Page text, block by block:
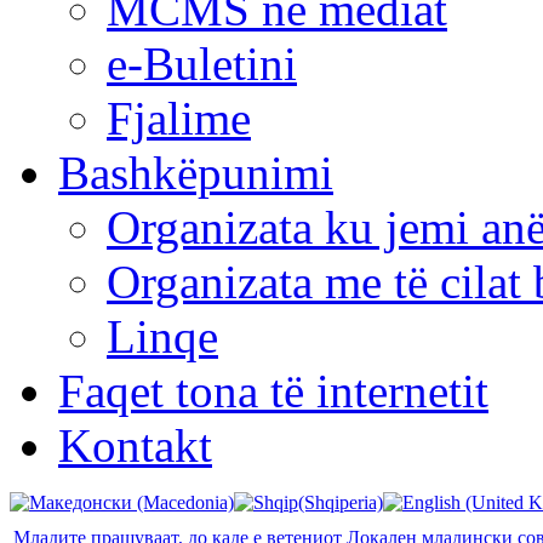
e-Buletini
Fjalime
Bashkëpunimi
Organizata ku jemi
Organizata me të cilat
Linqe
Faqet tona të internetit
Kontakt
Младите прашуваат, до каде е ветениот Локален младински